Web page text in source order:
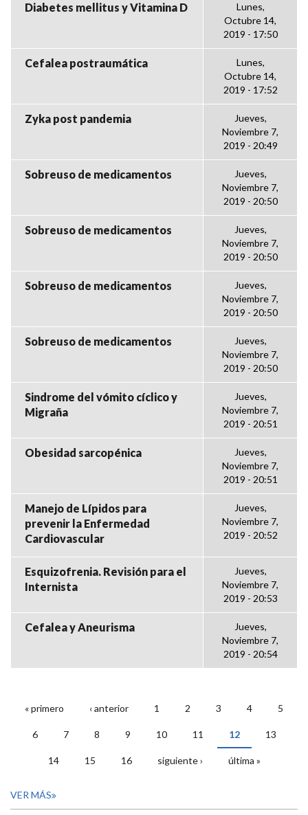
Diabetes mellitus y Vitamina D
Lunes,
Octubre 14,
2019 - 17:50
Cefalea postraumática
Lunes,
Octubre 14,
2019 - 17:52
Zyka post pandemia
Jueves,
Noviembre 7,
2019 - 20:49
Sobreuso de medicamentos
Jueves,
Noviembre 7,
2019 - 20:50
Sobreuso de medicamentos
Jueves,
Noviembre 7,
2019 - 20:50
Sobreuso de medicamentos
Jueves,
Noviembre 7,
2019 - 20:50
Sobreuso de medicamentos
Jueves,
Noviembre 7,
2019 - 20:50
Sindrome del vómito cíclico y
Migraña
Jueves,
Noviembre 7,
2019 - 20:51
Obesidad sarcopénica
Jueves,
Noviembre 7,
2019 - 20:51
Manejo de Lípidos para
prevenir la Enfermedad
Cardiovascular
Jueves,
Noviembre 7,
2019 - 20:52
Esquizofrenia. Revisión para el
Internista
Jueves,
Noviembre 7,
2019 - 20:53
Cefalea y Aneurisma
Jueves,
Noviembre 7,
2019 - 20:54
PÁGINAS
« primero ‹ anterior 1 2 3 4 5
6 7 8 9 10 11 12 13
14 15 16 siguiente › última »
VER MÁS